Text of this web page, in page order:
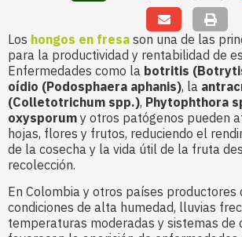
Los hongos en fresa son una de las
para la productividad y rentabilidad de
Enfermedades como la botritis
oídio (Podosphaera aphanis), la
(Colletotrichum spp.), Phytophthora
oxysporum y otros patógenos pueden
hojas, flores y frutos, reduciendo el
de la cosecha y la vida útil de la fruta
recolección.
En Colombia y otros países productores
condiciones de alta humedad, lluvias
temperaturas moderadas y sistemas de